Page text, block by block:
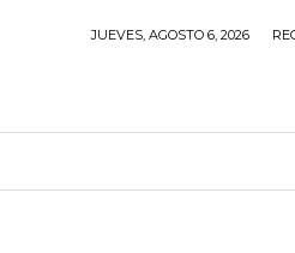
JUEVES, AGOSTO 6, 2026